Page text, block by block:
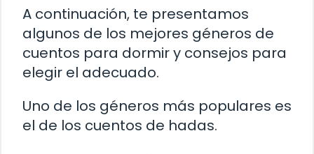
A continuación, te presentamos
algunos de los mejores géneros de
cuentos para dormir y consejos para
elegir el adecuado.
Uno de los géneros más populares es
el de los cuentos de hadas.